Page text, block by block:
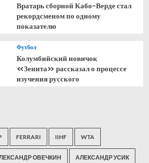
Вратарь сборной Кабо-Верде стал
рекордсменом по одному
показателю
Футбол
Колумбийский новичок
«Зенита» рассказал о процессе
изучения русского
FERRARI IIHF WTA
ОВЕЧКИН АЛЕКСАНДР УСИК